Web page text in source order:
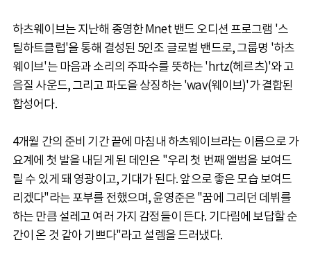
하츠웨이브는 지난해 종영한 Mnet 밴드 오디션 프로그램 '스
틸하트클럽'을 통해 결성된 5인조 글로벌 밴드로, 그룹명 '하츠
웨이브'는 마음과 소리의 주파수를 뜻하는 'hrtz(헤르츠)'와 고
음질 사운드, 그리고 파도을 상징하는 'wav(웨이브)'가 결합된
합성어다.
4개월 간의 준비 기간 끝에 마침내 하츠웨이브라는 이름으로 가
요계에 첫 발을 내딛게 된 데인은 "우리 첫 번째 앨범을 보여드
릴 수 있게 돼 영광이고, 기대가 된다. 앞으로 좋은 모습 보여드
리겠다"라는 포부를 전했으며, 윤영준은 "꿈에 그리던 데뷔를
하는 만큼 설레고 여러 가지 감정들이 든다. 기다림에 보답할 순
간이 온 것 같아 기쁘다"라고 설렘을 드러냈다.